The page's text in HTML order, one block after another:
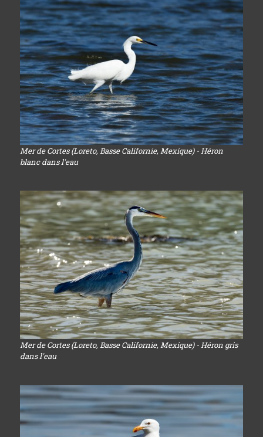
Mer de Cortes (Loreto, Basse Californie, Mexique) - Héron
blanc dans l'eau
Mer de Cortes (Loreto, Basse Californie, Mexique) - Héron gris
dans l'eau